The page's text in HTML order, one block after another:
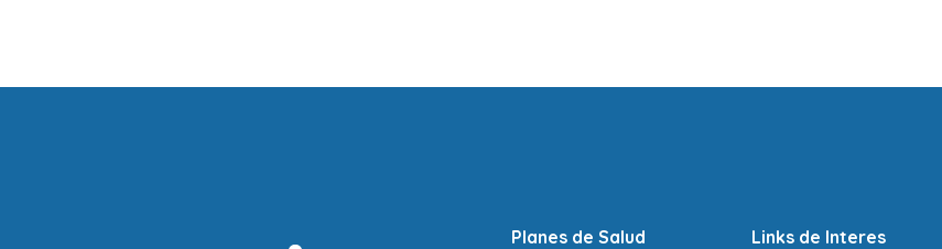
Planes de Salud Links de Interes